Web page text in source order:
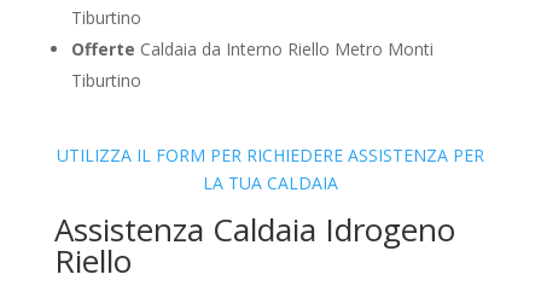
Tiburtino
Offerte Caldaia da Interno Riello Metro Monti
Tiburtino
UTILIZZA IL FORM PER RICHIEDERE ASSISTENZA PER
LA TUA CALDAIA
Assistenza Caldaia Idrogeno
Riello